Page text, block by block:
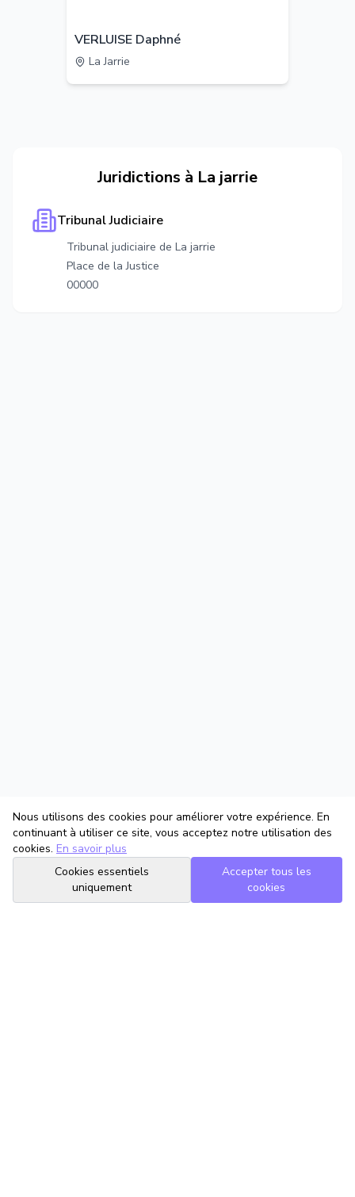
VERLUISE Daphné
La Jarrie
Juridictions à La jarrie
Tribunal Judiciaire
Tribunal judiciaire de La jarrie
Place de la Justice
00000
Nous utilisons des cookies pour améliorer votre expérience. En
continuant à utiliser ce site, vous acceptez notre utilisation des
cookies. En savoir plus
Cookies essentiels
uniquement
Accepter tous les
cookies